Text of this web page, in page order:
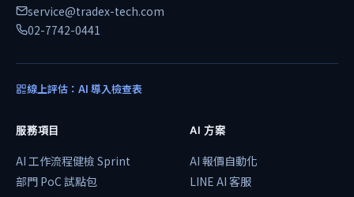
service@tradex-tech.com
02-7742-0441
線上評估：AI 導入檢查表
服務項目
AI 工作流程健檢 Sprint
部門 PoC 試點包
AI 方案
AI 報價自動化
LINE AI 客服